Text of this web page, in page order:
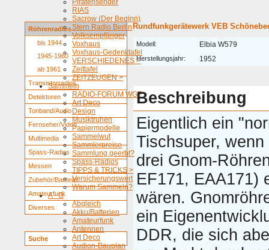
Piratensender
RIAS
Sacrow (Der Beginn)
Stern Radio Berlin
Volksempfänger
Voxhaus
Voxhaus-Gedenktafel
VERSCHIEDENES >
Zeittafel
ZEITZEUGEN >
Sammeln
RADIO-FORUM WGF
Art Deco
Design
Musiktruhen
Papiermodelle
Sammelwut
Sammlerpreise
Sammlung geerbt?
Spass-Radios
TIPPS & TRICKS >
Versicherungswert
Warum Sammeln?
A - G
Abgleich
Akku/Batterien
Amateurfunk
Antennen
Art Deco
Audion-Bauplan
Röhrenradios
bis 1944
1945-1960
ab 1961
Transistorradios
Detektoren
Tonband/Audio
Fernseher/Video
Multimedia
Spass-Radios
Messen
Zubehör/Bauteile
Amateurfunk
Diverses
Suche
Rundfunkgerätewerk VEB
Modell: Elbia W579
Herstellungsjahr: 1952
Beschreibung
Eigentlich ein
Tischsuper,
drei Gnom-
EF171, EAA171)
wären.
ein
DDR, die sich